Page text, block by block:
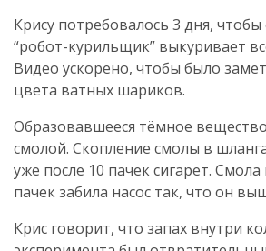
Крису потребовалось 3 дня, чтобы
“робот-курильщик” выкуривает
Видео ускорено, чтобы было
цвета ватных шариков.
Образовавшееся тёмное
смолой. Скопление смолы в
уже после 10 пачек сигарет.
пачек забила насос так, что он
Крис говорит, что запах внутри